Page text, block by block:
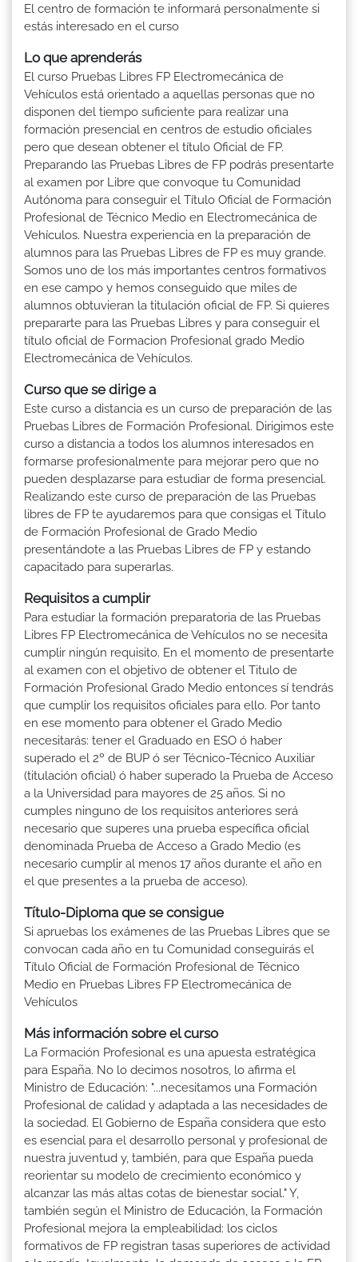
El centro de formación te informará personalmente si
estás interesado en el curso
Lo que aprenderás
El curso Pruebas Libres FP Electromecánica de
Vehículos está orientado a aquellas personas que no
disponen del tiempo suficiente para realizar una
formación presencial en centros de estudio oficiales
pero que desean obtener el título Oficial de FP.
Preparando las Pruebas Libres de FP podrás presentarte
al examen por Libre que convoque tu Comunidad
Autónoma para conseguir el Título Oficial de Formación
Profesional de Técnico Medio en Electromecánica de
Vehículos. Nuestra experiencia en la preparación de
alumnos para las Pruebas Libres de FP es muy grande.
Somos uno de los más importantes centros formativos
en ese campo y hemos conseguido que miles de
alumnos obtuvieran la titulación oficial de FP. Si quieres
prepararte para las Pruebas Libres y para conseguir el
título oficial de Formacion Profesional grado Medio
Electromecánica de Vehículos.
Curso que se dirige a
Este curso a distancia es un curso de preparación de las
Pruebas Libres de Formación Profesional. Dirigimos este
curso a distancia a todos los alumnos interesados en
formarse profesionalmente para mejorar pero que no
pueden desplazarse para estudiar de forma presencial.
Realizando este curso de preparación de las Pruebas
libres de FP te ayudaremos para que consigas el Título
de Formación Profesional de Grado Medio
presentándote a las Pruebas Libres de FP y estando
capacitado para superarlas.
Requisitos a cumplir
Para estudiar la formación preparatoria de las Pruebas
Libres FP Electromecánica de Vehículos no se necesita
cumplir ningún requisito. En el momento de presentarte
al examen con el objetivo de obtener el Titulo de
Formación Profesional Grado Medio entonces sí tendrás
que cumplir los requisitos oficiales para ello. Por tanto
en ese momento para obtener el Grado Medio
necesitarás: tener el Graduado en ESO ó haber
superado el 2º de BUP ó ser Técnico-Técnico Auxiliar
(titulación oficial) ó haber superado la Prueba de Acceso
a la Universidad para mayores de 25 años. Si no
cumples ninguno de los requisitos anteriores será
necesario que superes una prueba específica oficial
denominada Prueba de Acceso a Grado Medio (es
necesario cumplir al menos 17 años durante el año en
el que presentes a la prueba de acceso).
Título-Diploma que se consigue
Si apruebas los exámenes de las Pruebas Libres que se
convocan cada año en tu Comunidad conseguirás el
Título Oficial de Formación Profesional de Técnico
Medio en Pruebas Libres FP Electromecánica de
Vehículos
Más información sobre el curso
La Formación Profesional es una apuesta estratégica
para España. No lo decimos nosotros, lo afirma el
Ministro de Educación: "...necesitamos una Formación
Profesional de calidad y adaptada a las necesidades de
la sociedad. El Gobierno de España considera que esto
es esencial para el desarrollo personal y profesional de
nuestra juventud y, también, para que España pueda
reorientar su modelo de crecimiento económico y
alcanzar las más altas cotas de bienestar social." Y,
también según el Ministro de Educación, la Formación
Profesional mejora la empleabilidad: los ciclos
formativos de FP registran tasas superiores de actividad